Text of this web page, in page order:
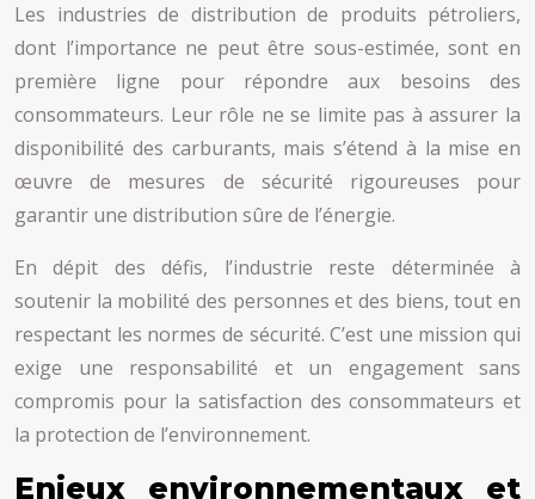
Les industries de distribution de produits pétroliers,
dont l’importance ne peut être sous-estimée, sont en
première ligne pour répondre aux besoins des
consommateurs. Leur rôle ne se limite pas à assurer la
disponibilité des carburants, mais s’étend à la mise en
œuvre de mesures de sécurité rigoureuses pour
garantir une distribution sûre de l’énergie.
En dépit des défis, l’industrie reste déterminée à
soutenir la mobilité des personnes et des biens, tout en
respectant les normes de sécurité. C’est une mission qui
exige une responsabilité et un engagement sans
compromis pour la satisfaction des consommateurs et
la protection de l’environnement.
Enjeux environnementaux et